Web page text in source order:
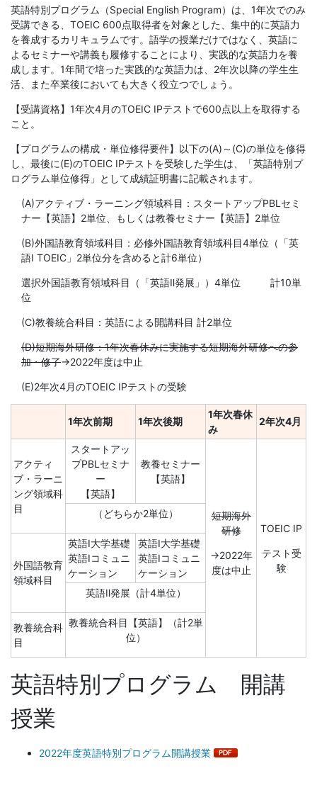
英語特別プログラム（Special English Program）は、1年次でのみ
受講できる、TOEIC 600点取得者を対象とした、集中的に英語力
を養成するカリキュラムです。語学の授業だけではなく、英語に
よるセミナーや講義も履修することにより、実践的な英語力を養
成します。1年間で培った実践的な英語力は、2年次以降の学生生
活、また卒業後においても大きく役立つでしょう。
【受講資格】1年次4月のTOEIC IPテストで600点以上を取得する
こと。
【プログラムの構成・単位修得要件】以下の(A)～(C)の単位を修得
し、最後に(E)のTOEIC IPテストを受験した学生は、「英語特別プ
ログラム単位修得」として成績証明書に記載されます。
(A)アクティブ・ラーニング領域科目：スタートアップPBLセミ
ナー【英語】2単位、もしくは教養セミナー【英語】2単位
(B)外国語教育領域科目：必修外国語教育領域科目4単位（「英
語I TOEIC」2単位分を含めると計6単位）
選択外国語教育領域科目（「英語Ⅱ発展」）4単位 計10単
位
(C)教養統合科目：英語による開講科目 計2単位
(D)短期海外研修：1年次春休みに実施する短期海外研修への参
加・修了→2022年度は中止
(E)2年次4月のTOEIC IPテストの受験
1年次前期 1年次後期
1年次春休
み
2年次4月
アクティ
ブ・ラーニ
ング領域科
目
スタートアッ
プPBLセミナ
ー
【英語】
教養セミナー
【英語】
短期海外
研修
→2022年
度は中止
TOEIC IP
テスト受
験
（どちらか2単位）
外国語教育
領域科目
英語Ⅰ大学基礎
英語Ⅰコミュニ
ケーション
英語Ⅰ大学基礎
英語Ⅰコミュニ
ケーション
英語Ⅱ発展（計4単位）
教養統合科
目
教養統合科目【英語】（計2単
位）
英語特別プログラム 開講
授業
2022年度英語特別プログラム開講授業